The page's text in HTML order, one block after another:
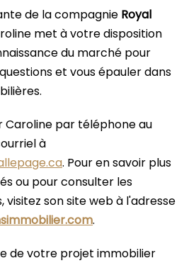
de la compagnie Royal
met à votre disposition
du marché pour
et vous épauler dans
par téléphone au
à
. Pour en savoir plus
ou pour consulter les
visitez son site web à l'adresse
.
de votre projet immobilier